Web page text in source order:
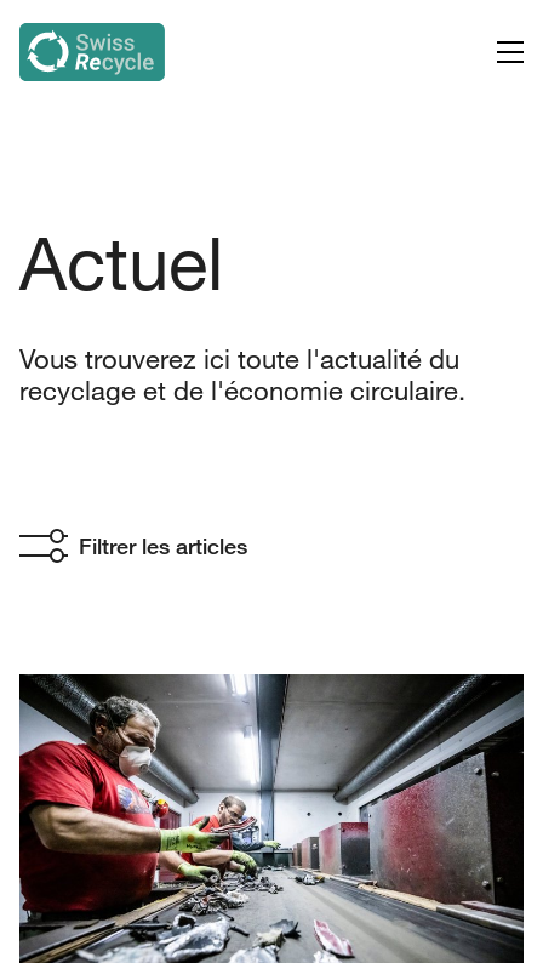
Actuel
Vous trouverez ici toute l'actualité du
recyclage et de l'économie circulaire.
Filtrer les articles